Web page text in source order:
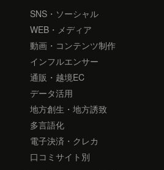
SNS・ソーシャル
WEB・メディア
動画・コンテンツ制作
インフルエンサー
通販・越境EC
データ活用
地方創生・地方誘致
多言語化
電子決済・クレカ
口コミサイト別